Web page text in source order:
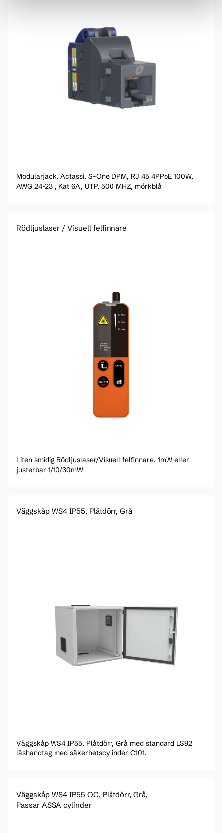
Modularjack, Actassi, S-One DPM, RJ 45 4PPoE 100W,
AWG 24-23 , Kat 6A, UTP, 500 MHZ, mörkblå
Rödljuslaser / Visuell felfinnare
Liten smidig Rödljuslaser/Visuell felfinnare. 1mW eller
justerbar 1/10/30mW
Väggskåp WS4 IP55, Plåtdörr, Grå
Väggskåp WS4 IP55, Plåtdörr, Grå med standard LS92
låshandtag med säkerhetscylinder C101.
Väggskåp WS4 IP55 OC, Plåtdörr, Grå,
Passar ASSA cylinder